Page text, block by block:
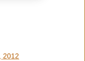
2012